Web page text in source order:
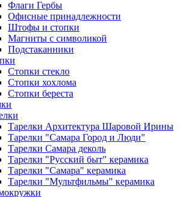
Флаги Гербы
Офисные принадлежности
Штофы и стопки
Магниты с символикой
Подстаканники
Стопки стекло
Стопки хохлома
Стопки береста
Тарелки Архитектура Шаровой Ирины
Тарелки "Самара Город и Люди"
Тарелки Самара деколь
Тарелки "Русский быт" керамика
Тарелки "Самара" керамика
Тарелки "Мультфильмы" керамика